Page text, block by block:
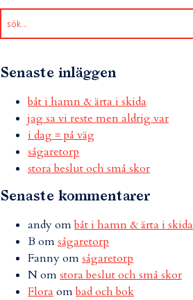
Senaste inläggen
båt i hamn & ärta i skida
jag sa vi reste men aldrig var
i dag = på väg
sågaretorp
stora beslut och små skor
Senaste kommentarer
andyombåt i hamn & ärta i skida
B omsågaretorp
Fannyomsågaretorp
Nomstora beslut och små skor
Flora ombad och bok